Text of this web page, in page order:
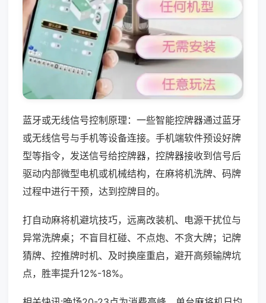
蓝牙或无线信号控制原理：一些智能控牌器通过蓝牙
或无线信号与手机等设备连接。手机端软件预设好牌
型等指令，发送信号给控牌器，控牌器接收到信号后
驱动内部微型电机或机械结构，在麻将机洗牌、码牌
过程中进行干预，达到控牌目的。
打自动麻将机避坑技巧，远离改装机、电源干扰位与
异常洗牌桌；不盲目杠碰、不点炮、不贪大牌；记牌
猜牌、控推牌时机、及时换座重启，避开高频输牌坑
点，胜率提升12%-18%。